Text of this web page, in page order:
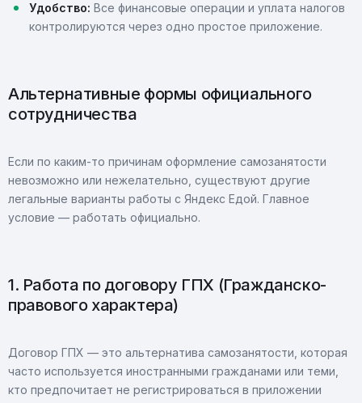
Удобство: Все финансовые операции и уплата налогов
контролируются через одно простое приложение.
Альтернативные формы официального
сотрудничества
Если по каким-то причинам оформление самозанятости
невозможно или нежелательно, существуют другие
легальные варианты работы с Яндекс Едой. Главное
условие — работать официально.
1. Работа по договору ГПХ (Гражданско-
правового характера)
Договор ГПХ — это альтернатива самозанятости, которая
часто используется иностранными гражданами или теми,
кто предпочитает не регистрироваться в приложении